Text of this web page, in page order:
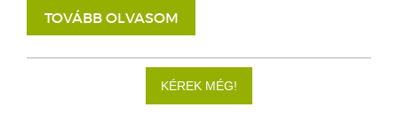
TOVÁBB OLVASOM
KÉREK MÉG!